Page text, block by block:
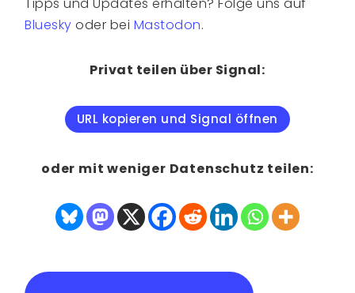
Bluesky oder bei Mastodon.
Privat teilen über Signal:
URL kopieren und Signal öffnen
oder mit weniger Datenschutz teilen: